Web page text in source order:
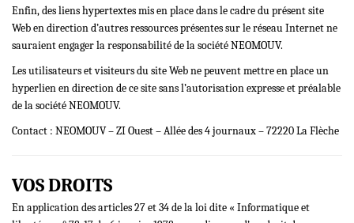
Enfin, des liens hypertextes mis en place dans le cadre du présent site
Web en direction d’autres ressources présentes sur le réseau Internet ne
sauraient engager la responsabilité de la société NEOMOUV.
Les utilisateurs et visiteurs du site Web ne peuvent mettre en place un
hyperlien en direction de ce site sans l’autorisation expresse et préalable
de la société NEOMOUV.
Contact : NEOMOUV – ZI Ouest – Allée des 4 journaux – 72220 La Flèche
VOS DROITS
En application des articles 27 et 34 de la loi dite « Informatique et